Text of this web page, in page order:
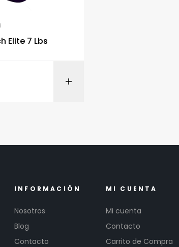
AL CARRITO
Elite 7 Lbs
INFORMACIÓN
Nosotros
Blog
Contacto
MI CUENTA
Mi cuenta
Contacto
Carrito de Compra